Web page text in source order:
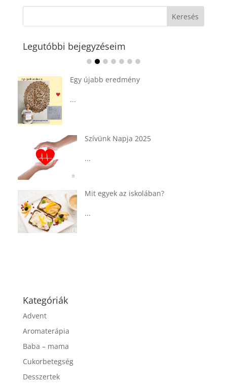
Legutóbbi bejegyzéseim
Ádvent 1. vasárnapja🌟
Tárkonyos csirkeragu leves
Kategóriák
Advent
Aromaterápia
Baba – mama
Cukorbetegség
Desszertek